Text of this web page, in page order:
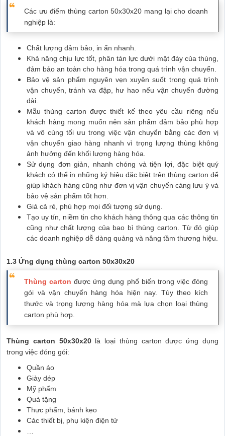
Các ưu điểm thùng carton 50x30x20 mang lại cho doanh
nghiệp là:
Chất lượng đảm bảo, in ấn nhanh.
Khả năng chịu lực tốt, phân tán lực dưới mặt đáy của thùng,
đảm bảo an toàn cho hàng hóa trong quá trình vận chuyển.
Bảo vệ sản phẩm nguyên vẹn xuyên suốt trong quá trình
vận chuyển, tránh va đập, hư hao nếu vận chuyển đường
dài.
Mẫu thùng carton được thiết kế theo yêu cầu riêng nếu
khách hàng mong muốn nên sản phẩm đảm bảo phù hợp
và vô cùng tối ưu trong việc vận chuyển bằng các đơn vị
vận chuyển giao hàng nhanh vì trọng lượng thùng không
ảnh hưởng đến khối lượng hàng hóa.
Sử dụng đơn giản, nhanh chóng và tiện lợi, đặc biệt quý
khách có thể in những ký hiệu đặc biệt trên thùng carton để
giúp khách hàng cũng như đơn vị vận chuyển càng lưu ý và
bảo vệ sản phẩm tốt hơn.
Giá cả rẻ, phù hợp mọi đối tượng sử dụng.
Tạo uy tín, niềm tin cho khách hàng thông qua các thông tin
cũng như chất lượng của bao bì thùng carton. Từ đó giúp
các doanh nghiệp dễ dàng quảng và nâng tầm thương hiệu.
1.3 Ứng dụng thùng carton 50x30x20
Thùng carton được ứng dụng phổ biến trong việc đóng
gói và vận chuyển hàng hóa hiện nay. Tùy theo kích
thước và trọng lượng hàng hóa mà lựa chọn loại thùng
carton phù hợp.
Thùng carton 50x30x20là loại thùng carton được ứng dụng
trong việc đóng gói:
Quần áo
Giày dép
Mỹ phẩm
Quà tặng
Thực phẩm, bánh kẹo
Các thiết bị, phụ kiện điện tử
…